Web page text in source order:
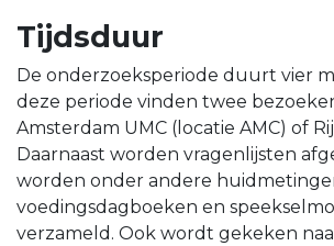
Tijdsduur
De onderzoeksperiode duurt vier
deze periode vinden twee
Amsterdam UMC (locatie AMC) of
Daarnaast worden vragenlijsten
worden onder andere
voedingsdagboeken en
verzameld. Ook wordt gekeken